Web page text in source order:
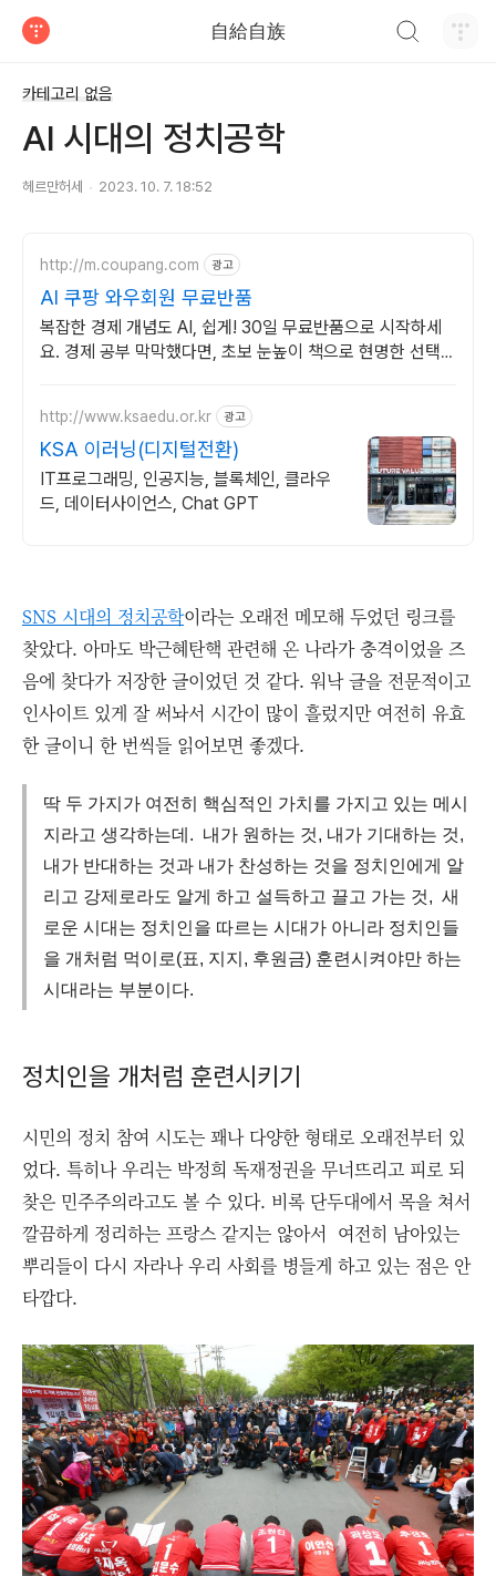
自給自族
카테고리 없음
AI 시대의 정치공학
헤르만허세 2023. 10. 7. 18:52
http://m.coupang.com 광고
AI 쿠팡 와우회원 무료반품
복잡한 경제 개념도 AI, 쉽게! 30일 무료반품으로 시작하세
요. 경제 공부 막막했다면, 초보 눈높이 책으로 현명한 선택을
http://www.ksaedu.or.kr 광고
KSA 이러닝(디지털전환)
IT프로그래밍, 인공지능, 블록체인, 클라우
드, 데이터사이언스, Chat GPT
SNS 시대의 정치공학이라는 오래전 메모해 두었던 링크를
찾았다. 아마도 박근혜탄핵 관련해 온 나라가 충격이었을 즈
음에 찾다가 저장한 글이었던 것 같다. 워낙 글을 전문적이고
인사이트 있게 잘 써놔서 시간이 많이 흘렀지만 여전히 유효
한 글이니 한 번씩들 읽어보면 좋겠다.
딱 두 가지가 여전히 핵심적인 가치를 가지고 있는 메시
지라고 생각하는데. 내가 원하는 것, 내가 기대하는 것,
내가 반대하는 것과 내가 찬성하는 것을 정치인에게 알
리고 강제로라도 알게 하고 설득하고 끌고 가는 것, 새
로운 시대는 정치인을 따르는 시대가 아니라 정치인들
을 개처럼 먹이로(표, 지지, 후원금) 훈련시켜야만 하는
시대라는 부분이다.
정치인을 개처럼 훈련시키기
시민의 정치 참여 시도는 꽤나 다양한 형태로 오래전부터 있
었다. 특히나 우리는 박정희 독재정권을 무너뜨리고 피로 되
찾은 민주주의라고도 볼 수 있다. 비록 단두대에서 목을 쳐서
깔끔하게 정리하는 프랑스 같지는 않아서 여전히 남아있는
뿌리들이 다시 자라나 우리 사회를 병들게 하고 있는 점은 안
타깝다.